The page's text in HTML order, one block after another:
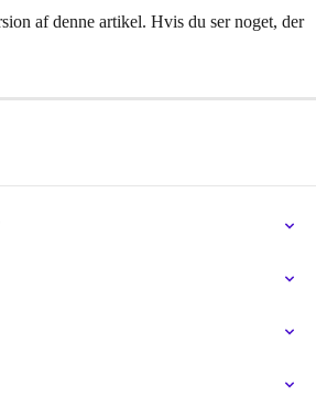
af denne artikel. Hvis du ser noget, der